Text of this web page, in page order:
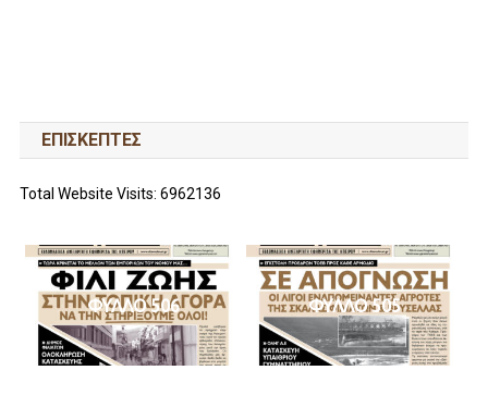
ΕΠΙΣΚΕΠΤΕΣ
Total Website Visits: 6962136
ΦΥΛΛΟ 506 ΦΥΛΛΟ 505